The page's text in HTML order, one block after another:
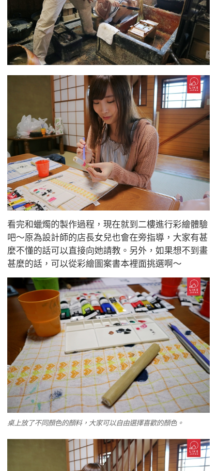
看完和蠟燭的製作過程，現在就到二樓進行彩繪體驗
吧～原為設計師的店長女兒也會在旁指導，大家有甚
麼不懂的話可以直接向她請教。 另外，如果想不到畫
甚麼的話，可以從彩繪圖案書本裡面挑選啊～
桌上放了不同顏色的顏料，大家可以自由選擇喜歡的顏色。